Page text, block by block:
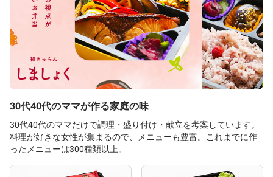
30代40代のママが作る家庭の味
30代40代のママだけで調理・盛り付け・献立を考案しています。
料理が好きな女性が集まるので、メニューも豊富。これまでに作
ったメニューは300種類以上。